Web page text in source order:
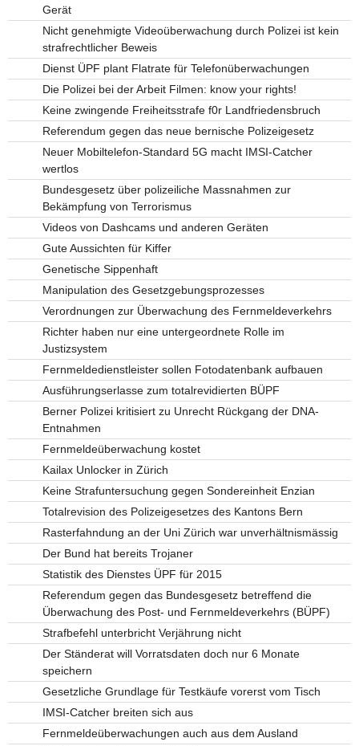
Gerät
Nicht genehmigte Videoüberwachung durch Polizei ist kein
strafrechtlicher Beweis
Dienst ÜPF plant Flatrate für Telefonüberwachungen
Die Polizei bei der Arbeit Filmen: know your rights!
Keine zwingende Freiheitsstrafe f0r Landfriedensbruch
Referendum gegen das neue bernische Polizeigesetz
Neuer Mobiltelefon-Standard 5G macht IMSI-Catcher
wertlos
Bundesgesetz über polizeiliche Massnahmen zur
Bekämpfung von Terrorismus
Videos von Dashcams und anderen Geräten
Gute Aussichten für Kiffer
Genetische Sippenhaft
Manipulation des Gesetzgebungsprozesses
Verordnungen zur Überwachung des Fernmeldeverkehrs
Richter haben nur eine untergeordnete Rolle im
Justizsystem
Fernmeldedienstleister sollen Fotodatenbank aufbauen
Ausführungserlasse zum totalrevidierten BÜPF
Berner Polizei kritisiert zu Unrecht Rückgang der DNA-
Entnahmen
Fernmeldeüberwachung kostet
Kailax Unlocker in Zürich
Keine Strafuntersuchung gegen Sondereinheit Enzian
Totalrevision des Polizeigesetzes des Kantons Bern
Rasterfahndung an der Uni Zürich war unverhältnismässig
Der Bund hat bereits Trojaner
Statistik des Dienstes ÜPF für 2015
Referendum gegen das Bundesgesetz betreffend die
Überwachung des Post- und Fernmeldeverkehrs (BÜPF)
Strafbefehl unterbricht Verjährung nicht
Der Ständerat will Vorratsdaten doch nur 6 Monate
speichern
Gesetzliche Grundlage für Testkäufe vorerst vom Tisch
IMSI-Catcher breiten sich aus
Fernmeldeüberwachungen auch aus dem Ausland